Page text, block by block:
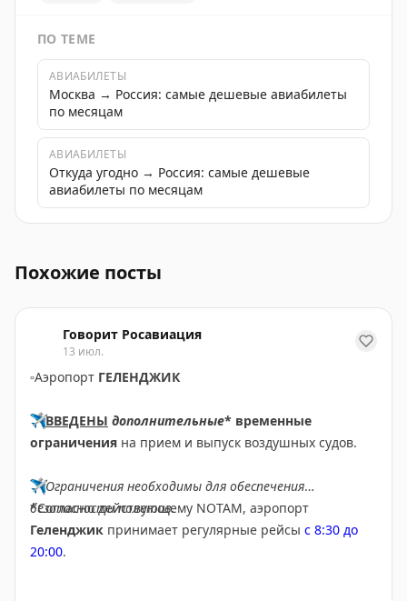
ПО ТЕМЕ
АВИАБИЛЕТЫ
Москва → Россия: самые дешевые авиабилеты
по месяцам
АВИАБИЛЕТЫ
Откуда угодно → Россия: самые дешевые
авиабилеты по месяцам
Похожие посты
Говорит Росавиация
13 июл.
▫️Аэропорт ГЕЛЕНДЖИК
✈️ВВЕДЕНЫ дополнительные* временные
ограничения на прием и выпуск воздушных судов.
✈️Ограничения необходимы для обеспечения
безопасности полетов.
*Согласно действующему NOTAM, аэропорт
Геленджик принимает регулярные рейсы с 8:30 до
20:00.